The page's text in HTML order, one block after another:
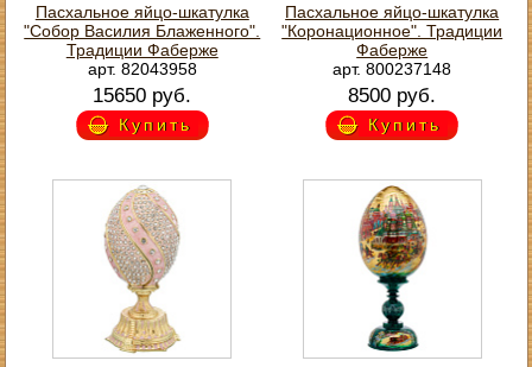
Пасхальное яйцо-шкатулка
"Собор Василия Блаженного".
Традиции Фаберже
арт. 82043958
15650 руб.
Купить
Пасхальное яйцо-шкатулка
"Коронационное". Традиции
Фаберже
арт. 800237148
8500 руб.
Купить